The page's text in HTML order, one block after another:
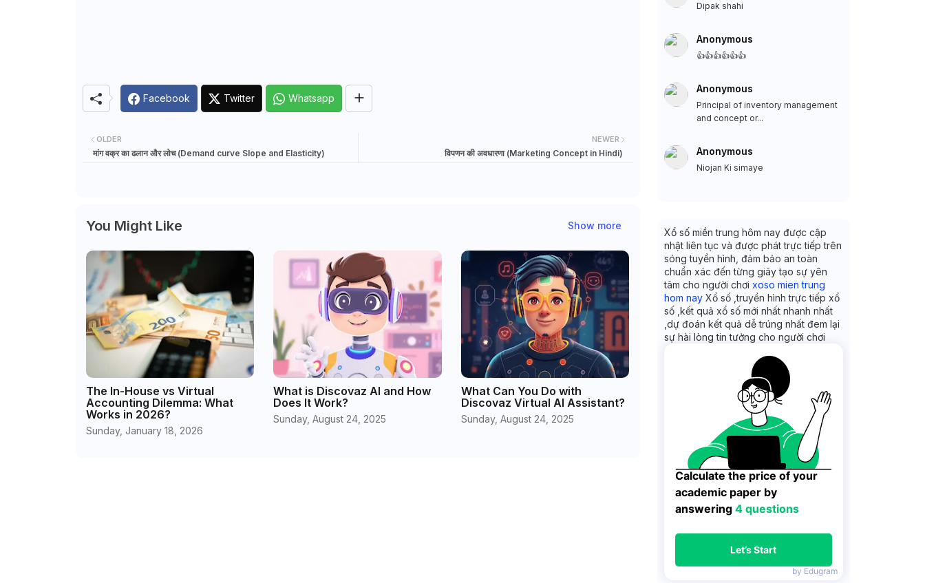
Facebook Twitter Whatsapp
NEWER
विपणन की अवधारणा (Marketing Concept in Hindi)
OLDER
मांग वक्र का ढलान और लोच (Demand curve Slope and Elasticity)
You Might Like Show more
The In-House vs Virtual
Accounting Dilemma: What
Works in 2026?
Sunday, January 18, 2026
What is Discovaz AI and How
Does It Work?
Sunday, August 24, 2025
What Can You Do with
Discovaz Virtual AI Assistant?
Sunday, August 24, 2025
Dipak shahi
Anonymous
👍👍👍👍👍👍
Anonymous
Principal of inventory management
and concept or...
Anonymous
Niojan Ki simaye
Xổ số miền trung hôm nay được cập
nhật liên tục và được phát trực tiếp trên
sóng tuyền hình, đảm bảo an toàn
chuẩn xác đến từng giây tạo sự yên
tâm cho người chơi xoso mien trung
hom nayXổ số ,truyền hình trực tiếp xổ
số ,kết quả xổ số mới nhất nhanh nhất
,dự đoán kết quả dễ trúng nhất đem lại
sự hài lòng tin tưởng cho người chơi
Calculate the price of your
academic paper by
answering 4 questions
Let’s Start
by Edugram